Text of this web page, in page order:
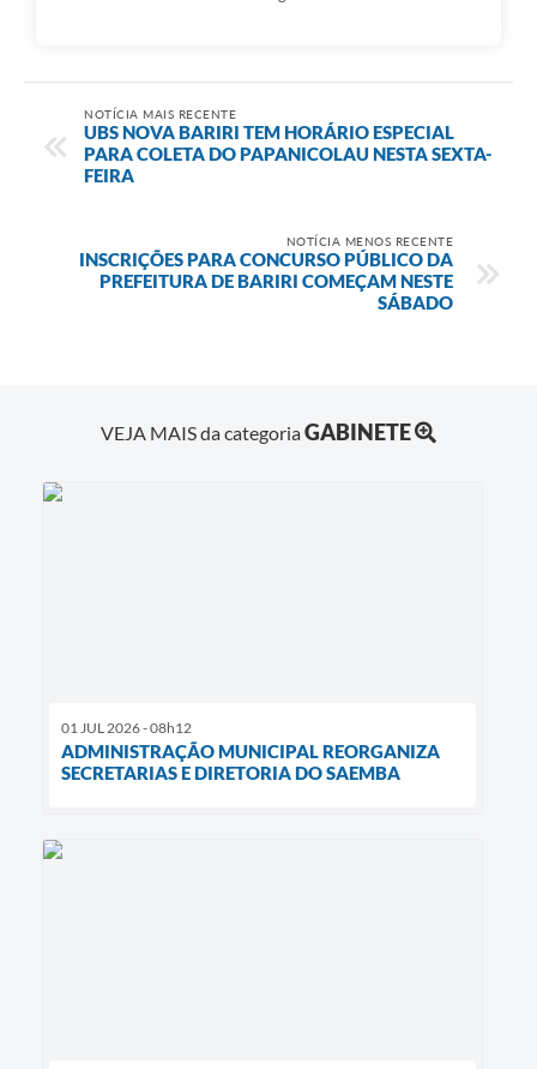
NOTÍCIA MAIS RECENTE
UBS NOVA BARIRI TEM HORÁRIO ESPECIAL
PARA COLETA DO PAPANICOLAU NESTA SEXTA-
FEIRA
NOTÍCIA MENOS RECENTE
INSCRIÇÕES PARA CONCURSO PÚBLICO DA
PREFEITURA DE BARIRI COMEÇAM NESTE
SÁBADO
VEJA MAIS da categoriaGABINETE
01 JUL 2026 - 08h12
ADMINISTRAÇÃO MUNICIPAL REORGANIZA
SECRETARIAS E DIRETORIA DO SAEMBA